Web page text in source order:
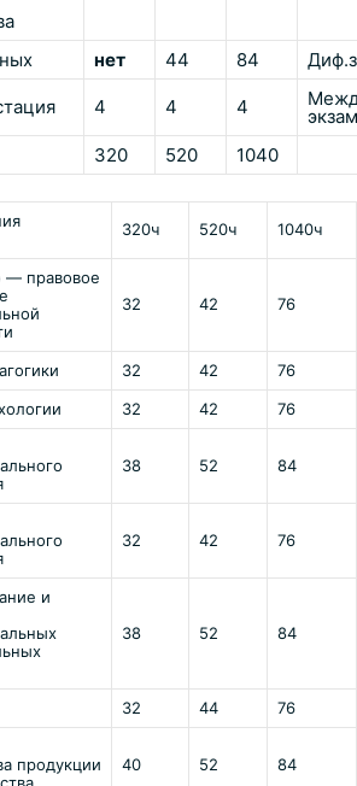
нет 44 84
4 4 4
320 520 1040
320ч 520ч 1040ч
— правовое
32 42 76
32 42
76
32 42 76
38 52 84
32 42 76
и
38 52 84
32 44 76
продукции
40 52 84